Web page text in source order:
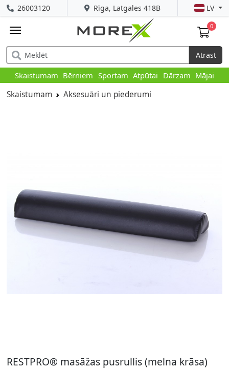
Rīga, Latgales 418B
26003120 LV
0
Atrast
Skaistumam Bērniem Sportam Atpūtai Dārzam Mājai
Skaistumam Aksesuāri un piederumi
RESTPRO® masāžas pusrullis (melna krāsa)